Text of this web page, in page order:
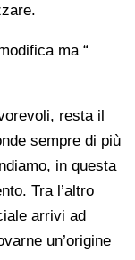
ma “
resta il
sempre di più
in questa
Tra l’altro
arrivi ad
un’origine